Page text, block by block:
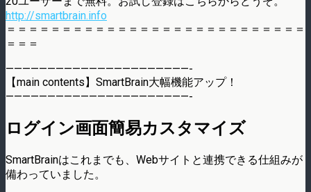
http://smartbrain.info
＝＝＝＝＝＝＝＝＝＝＝＝＝＝＝＝＝＝＝＝＝＝＝＝＝＝＝
＝＝＝
——————————————————————-
【main contents】SmartBrain大幅機能アップ！
——————————————————————-
ログイン画面簡易カスタマイズ
SmartBrainはこれまでも、Webサイトと連携できる仕組みが
備わっていました。